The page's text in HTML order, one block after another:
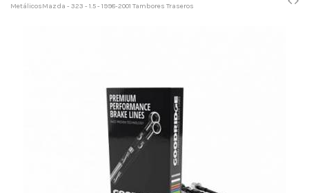
MetálicosMazda - 323 - 1.5 - 1998-2001 Tambores Traseros